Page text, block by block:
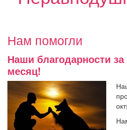
Нам помогли
Наши благодарности
месяц!